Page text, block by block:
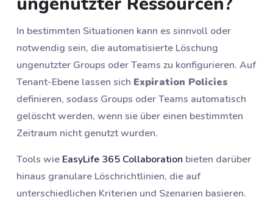
In bestimmten Situationen kann es sinnvoll oder
notwendig sein, die automatisierte Löschung
ungenutzter Groups oder Teams zu konfigurieren. Auf
Tenant-Ebene lassen sich Expiration Policies
definieren, sodass Groups oder Teams automatisch
gelöscht werden, wenn sie über einen bestimmten
Zeitraum nicht genutzt wurden.
Tools wie EasyLife 365 Collaboration bieten darüber
hinaus granulare Löschrichtlinien, die auf
unterschiedlichen Kriterien und Szenarien basieren.